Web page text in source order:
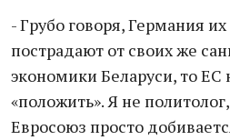
- Грубо говоря, Германия
пострадают от своих же
экономики Беларуси, то ЕС
«положить». Я не
Евросоюз просто